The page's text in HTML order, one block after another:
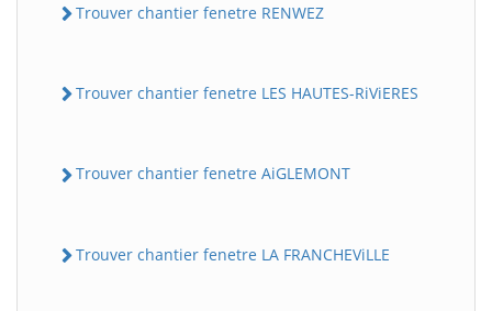
Trouver chantier fenetre RENWEZ
Trouver chantier fenetre LES HAUTES-RiViERES
Trouver chantier fenetre AiGLEMONT
Trouver chantier fenetre LA FRANCHEViLLE